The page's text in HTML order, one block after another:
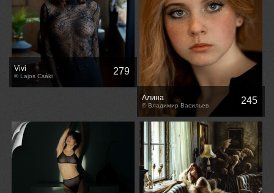
Vivi
© Lajos Csáki 279
Алина
© Владимир Васильев 245